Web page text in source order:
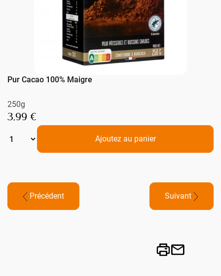
Pur Cacao 100% Maigre
250g
3,99 €
Ajoutez au panier
Précédent Suivant